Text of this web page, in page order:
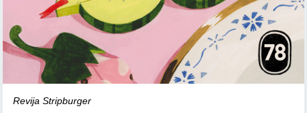
Revija Stripburger